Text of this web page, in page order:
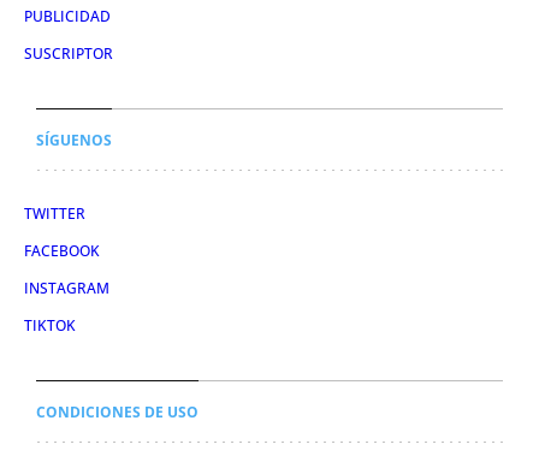
PUBLICIDAD
SUSCRIPTOR
SÍGUENOS
TWITTER
FACEBOOK
INSTAGRAM
TIKTOK
CONDICIONES DE USO